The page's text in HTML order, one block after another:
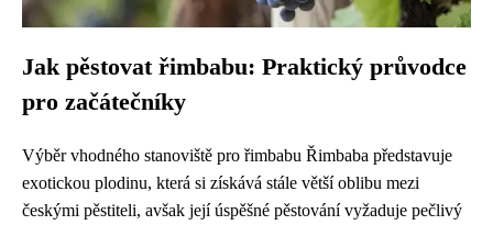
Jak pěstovat řimbabu: Praktický průvodce
pro začátečníky
Výběr vhodného stanoviště pro řimbabu Řimbaba představuje
exotickou plodinu, která si získává stále větší oblibu mezi
českými pěstiteli, avšak její úspěšné pěstování vyžaduje pečlivý